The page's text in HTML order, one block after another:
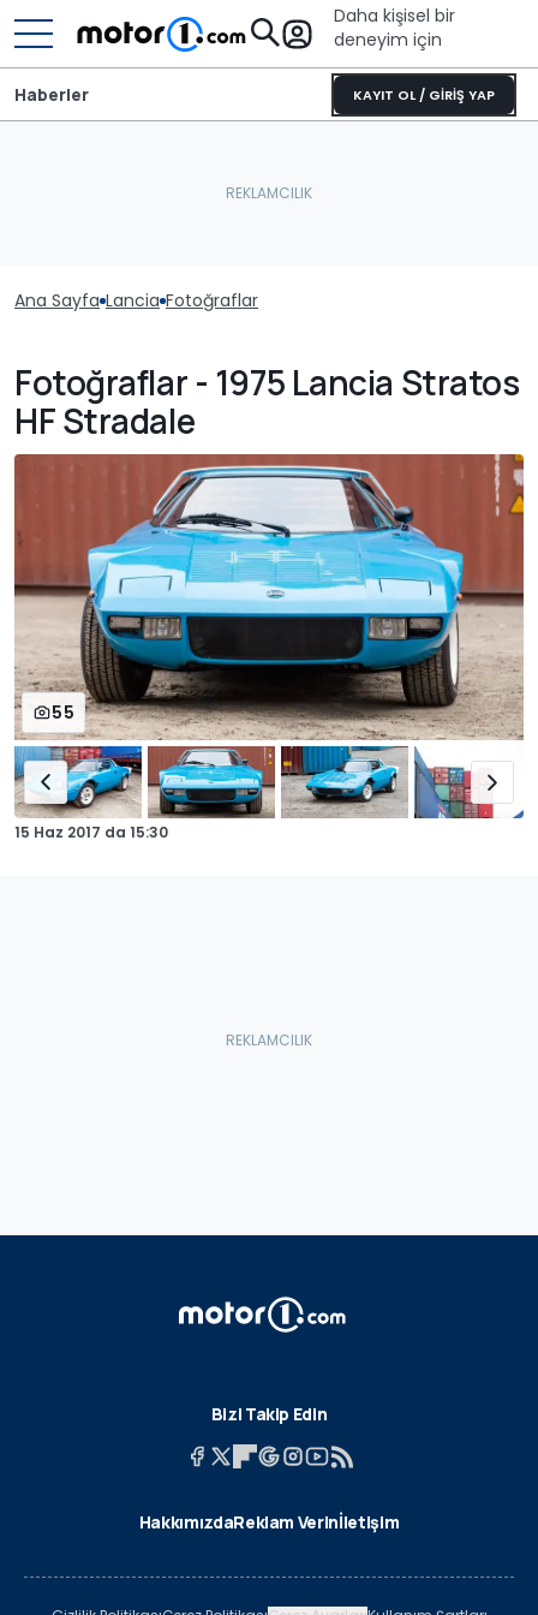
Daha kişisel bir
deneyim için
KAYIT OL / GİRİŞ YAP
Haberler
Ana Sayfa Lancia Fotoğraflar
Fotoğraflar - 1975 Lancia Stratos
HF Stradale
55
15 Haz 2017 da 15:30
Bizi Takip Edin
HakkımızdaReklam Verinİletişim